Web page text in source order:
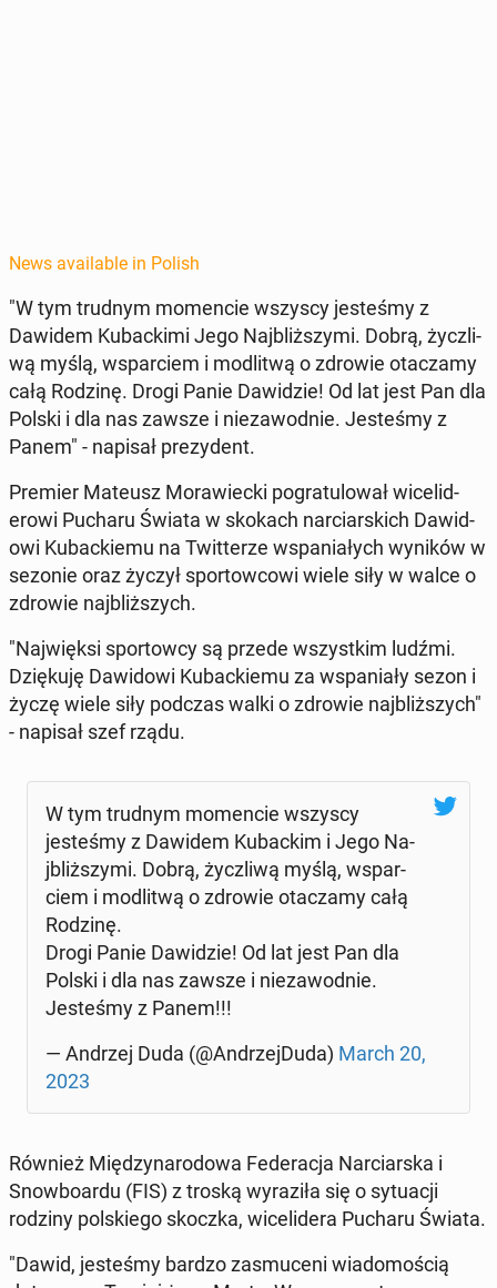
News available in Polish
"W tym trudnym mo­men­cie wszyscy jesteśmy z
Dawidem Kubacki­mi Jego Na­jbliższy­mi. Dobrą, ży­c­zli­
wą myślą, ws­par­ciem i mod­l­itwą o zdrowie otacza­my
całą Rodzinę. Drogi Panie Daw­idzie! Od lat jest Pan dla
Polski i dla nas zawsze i nieza­wod­nie. Jesteśmy z
Panem" - napisał prezy­dent.
Premier Mateusz Moraw­iec­ki pograt­u­lował wicelid­
erowi Pucharu Świata w skokach nar­cia­rs­kich Daw­id­
owi Kuback­iemu na Twit­terze ws­pani­ałych wyników w
sezonie oraz życzył sportow­cowi wiele siły w walce o
zdrowie na­jbliższych.
"Na­jwięk­si sportow­cy są przede wszys­tkim ludźmi.
Dz­ięku­ję Daw­id­owi Kuback­iemu za ws­pani­ały sezon i
życzę wiele siły podczas walki o zdrowie na­jbliższych"
- napisał szef rządu.
W tym trudnym mo­men­cie wszyscy
jesteśmy z Dawidem Kubackim i Jego Na­
jbliższy­mi. Dobrą, ży­c­zli­wą myślą, ws­par­
ciem i mod­l­itwą o zdrowie otacza­my całą
Rodzinę.
Drogi Panie Daw­idzie! Od lat jest Pan dla
Polski i dla nas zawsze i nieza­wod­nie.
Jesteśmy z Panem!!!
— Andrzej Duda (@An­drze­j­Du­da) March 20,
2023
Również Między­nar­o­dowa Fed­er­ac­ja Nar­cia­rs­ka i
Snow­boar­du (FIS) z troską wyraz­iła się o sytu­acji
rodziny pol­skiego skoczka, wicelid­era Pucharu Świata.
"Dawid, jesteśmy bardzo zas­muceni wiado­moś­cią